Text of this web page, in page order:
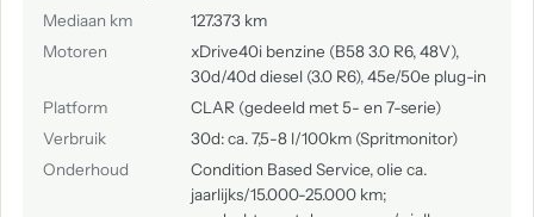
Mediaan km
127.373 km
Motoren
xDrive40i benzine (B58 3.0 R6, 48V),
30d/40d diesel (3.0 R6), 45e/50e plug-in
Platform
CLAR (gedeeld met 5- en 7-serie)
Verbruik
30d: ca. 7,5-8 l/100km (Spritmonitor)
Onderhoud
Condition Based Service, olie ca.
jaarlijks/15.000-25.000 km;